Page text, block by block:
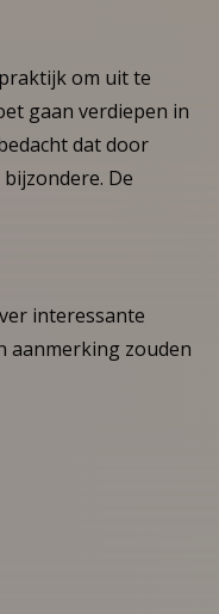
om uit te
gaan verdiepen in
dat door
De
interessante
aanmerking zouden